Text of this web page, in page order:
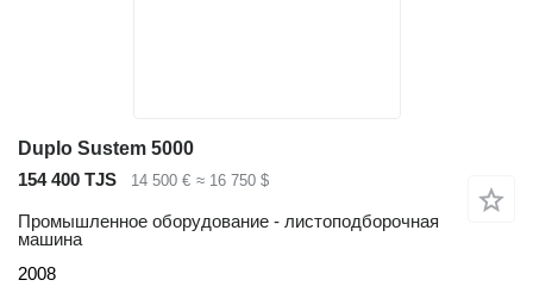
Duplo Sustem 5000
154 400 TJS
14 500 € ≈ 16 750 $
Промышленное оборудование - листоподборочная
машина
2008